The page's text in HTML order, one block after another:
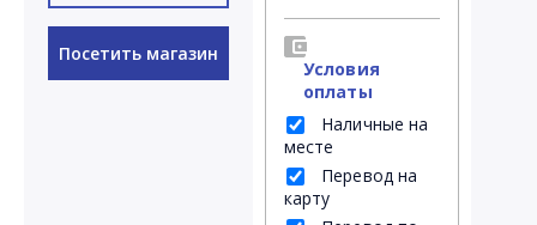
Посетить магазин
Условия
оплаты
Наличные на
месте
Перевод на
карту